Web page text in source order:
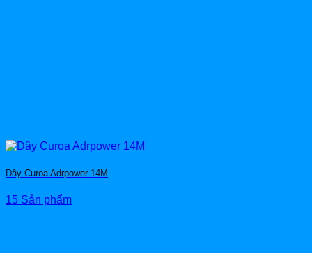
Dây Curoa Adrpower 14M
15 Sản phẩm